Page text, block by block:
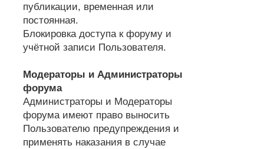
публикации, временная или
постоянная.
Блокировка доступа к форуму и
учётной записи Пользователя.
Модераторы и Администраторы
форума
Администраторы и Модераторы
форума имеют право выносить
Пользователю предупреждения и
применять наказания в случае